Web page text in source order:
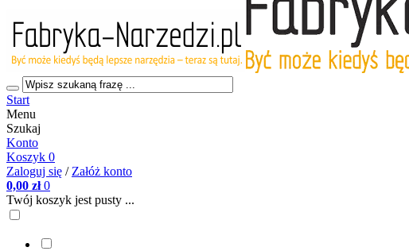
Start
Menu
Szukaj
Konto
Koszyk 0
Zaloguj się / Załóż konto
0,00 zł 0
Twój koszyk jest pusty ...